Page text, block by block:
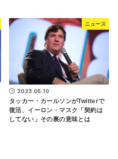
ニュース
2023.05.10
タッカー・カールソンがTwitterで
復活、イーロン・マスク「契約は
してない」その裏の意味とは